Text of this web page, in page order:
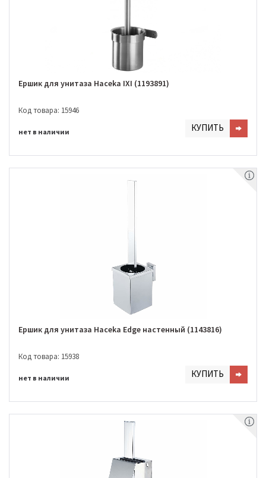
Ершик для унитаза Haceka IXI (1193891)
Код товара: 15946
нет в наличии КУПИТЬ
Ершик для унитаза Haceka Edge настенный (1143816)
Код товара: 15938
нет в наличии КУПИТЬ